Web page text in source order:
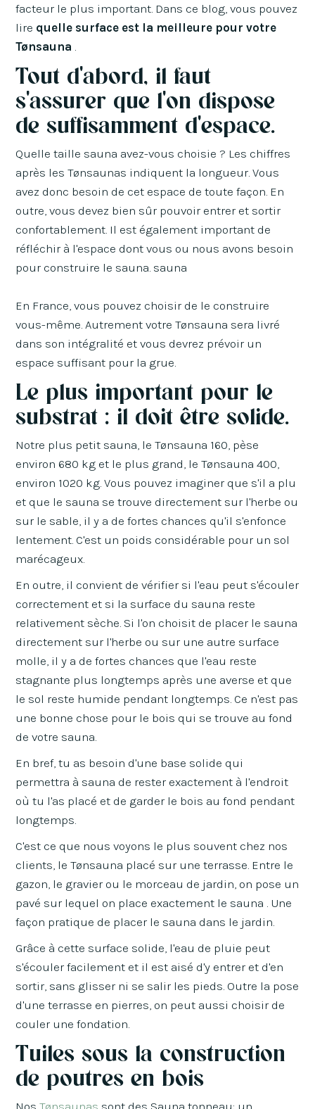
facteur le plus important. Dans ce blog, vous pouvez
lire quelle surface est la meilleure pour votre
Tønsauna
Tout d'abord, il faut
s'assurer que l'on dispose
de suffisamment d'espace.
Quelle taille sauna avez-vous choisie ? Les chiffres
après les Tønsaunas indiquent la longueur. Vous
avez donc besoin de cet espace de toute façon. En
outre, vous devez bien sûr pouvoir entrer et sortir
confortablement. Il est également important de
réfléchir à l'espace dont vous ou nous avons besoin
pour construire le sauna. sauna
En France, vous pouvez choisir de le construire
vous-même. Autrement votre Tønsauna sera livré
dans son intégralité et vous devrez prévoir un
espace suffisant pour la grue.
Le plus important pour le
substrat : il doit être solide.
Notre plus petit sauna, le Tønsauna 160, pèse
environ 680 kg et le plus grand, le Tønsauna 400,
environ 1020 kg. Vous pouvez imaginer que s'il a plu
et que le sauna se trouve directement sur l'herbe ou
sur le sable, il y a de fortes chances qu'il s'enfonce
lentement. C'est un poids considérable pour un sol
marécageux.
En outre, il convient de vérifier si l'eau peut s'écouler
correctement et si la surface du sauna reste
relativement sèche. Si l'on choisit de placer le sauna
directement sur l'herbe ou sur une autre surface
molle, il y a de fortes chances que l'eau reste
stagnante plus longtemps après une averse et que
le sol reste humide pendant longtemps. Ce n'est pas
une bonne chose pour le bois qui se trouve au fond
de votre sauna.
En bref, tu as besoin d'une base solide qui
permettra à sauna de rester exactement à l'endroit
où tu l'as placé et de garder le bois au fond pendant
longtemps.
C'est ce que nous voyons le plus souvent chez nos
clients, le Tønsauna placé sur une terrasse. Entre le
gazon, le gravier ou le morceau de jardin, on pose un
pavé sur lequel on place exactement le sauna . Une
façon pratique de placer le sauna dans le jardin.
Grâce à cette surface solide, l'eau de pluie peut
s'écouler facilement et il est aisé d'y entrer et d'en
sortir, sans glisser ni se salir les pieds. Outre la pose
d'une terrasse en pierres, on peut aussi choisir de
couler une fondation.
Tuiles sous la construction
de poutres en bois
NosTønsaunas sont des Sauna tonneau: un